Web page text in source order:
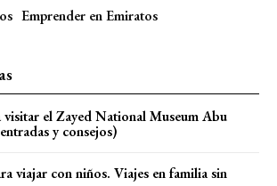
Emprender en Emiratos
visitar el Zayed National Museum Abu
y consejos)
viajar con niños. Viajes en familia sin